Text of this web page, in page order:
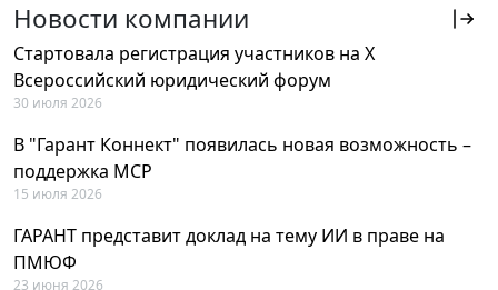
Новости компании
Стартовала регистрация участников на X
Всероссийский юридический форум
30 июля 2026
В "Гарант Коннект" появилась новая возможность –
поддержка MCP
15 июля 2026
ГАРАНТ представит доклад на тему ИИ в праве на
ПМЮФ
23 июня 2026